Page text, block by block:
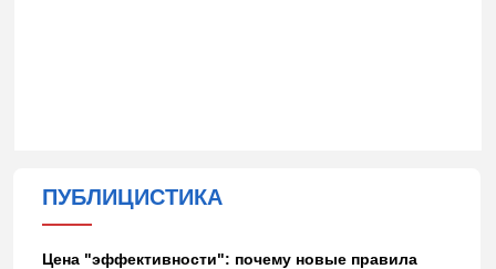
ПУБЛИЦИСТИКА
Цена "эффективности": почему новые правила